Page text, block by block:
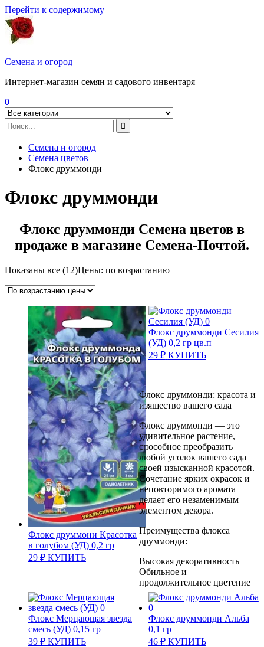
Перейти к содержимому
Семена и огород
Интернет-магазин семян и садового инвентаря
0
Семена и огород
Семена цветов
Флокс друммонди
Флокс друммонди
Флокс друммонди Семена цветов в
продаже в магазине Семена-Почтой.
Показаны все (12)Цены: по возрастанию
Флокс друммони Красотка
в голубом (УД) 0,2 гр
29 ₽ КУПИТЬ
Флокс друммонди Сесилия
(УД) 0,2 гр цв.п
29 ₽ КУПИТЬ
Флокс Мерцающая звезда
смесь (УД) 0,15 гр
39 ₽ КУПИТЬ
Флокс друммонди Альба
0,1 гр
46 ₽ КУПИТЬ
Флокс друммонди: красота и
изящество вашего сада
Флокс друммонди — это
удивительное растение,
способное преобразить
любой уголок вашего сада
своей изысканной красотой.
Сочетание ярких окрасок и
неповторимого аромата
делает его незаменимым
элементом декора.
Преимущества флокса
друммонди:
Высокая декоративность
Обильное и
продолжительное цветение